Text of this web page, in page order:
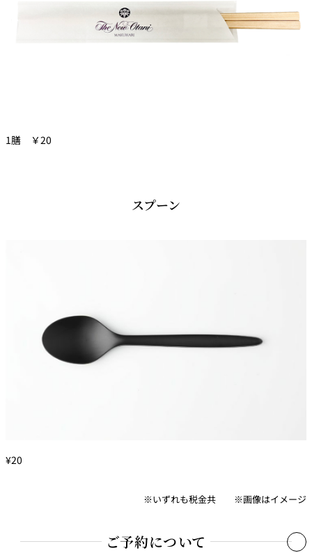
1膳 ￥20
スプーン
¥20
※いずれも税金共 ※画像はイメージ
ご予約について